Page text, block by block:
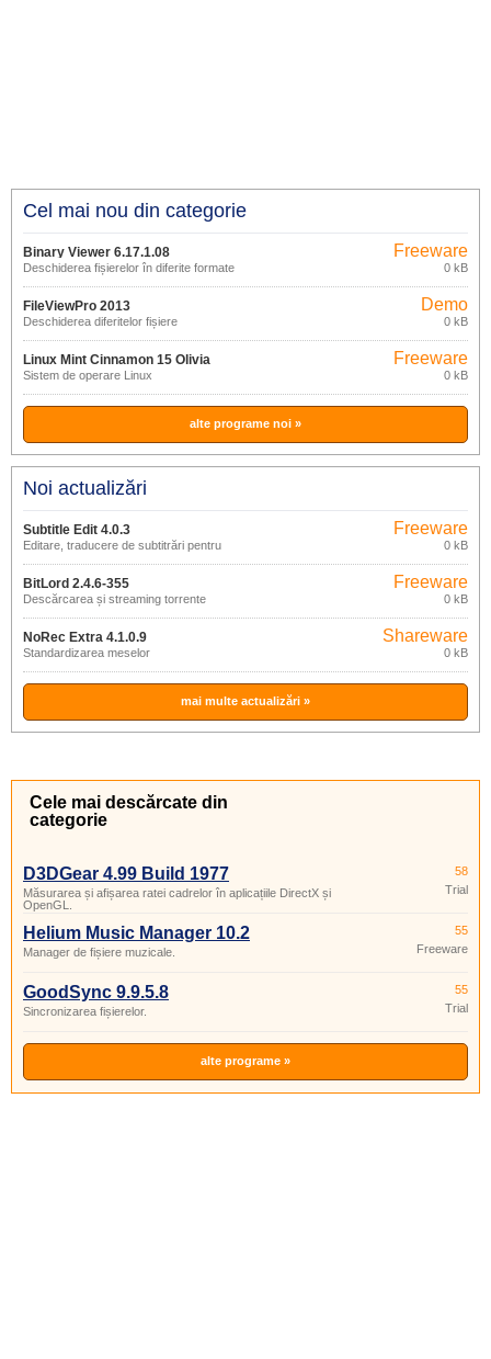
Cel mai nou din categorie
Binary Viewer 6.17.1.08
Deschiderea fișierelor în diferite formate
Freeware
0 kB
FileViewPro 2013
Deschiderea diferitelor fișiere
Demo
0 kB
Linux Mint Cinnamon 15 Olivia
Sistem de operare Linux
Freeware
0 kB
alte programe noi »
Noi actualizări
Subtitle Edit 4.0.3
Editare, traducere de subtitrări pentru
Freeware
0 kB
BitLord 2.4.6-355
Descărcarea și streaming torrente
Freeware
0 kB
NoRec Extra 4.1.0.9
Standardizarea meselor
Shareware
0 kB
mai multe actualizări »
Cele mai descărcate din
categorie
D3DGear 4.99 Build 1977
Măsurarea și afișarea ratei cadrelor în aplicațiile DirectX și
OpenGL.
58
Trial
Helium Music Manager 10.2
Manager de fișiere muzicale.
55
Freeware
GoodSync 9.9.5.8
Sincronizarea fișierelor.
55
Trial
alte programe »